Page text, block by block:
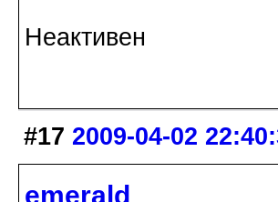
Неактивен
#17 2009-04-02
emerald